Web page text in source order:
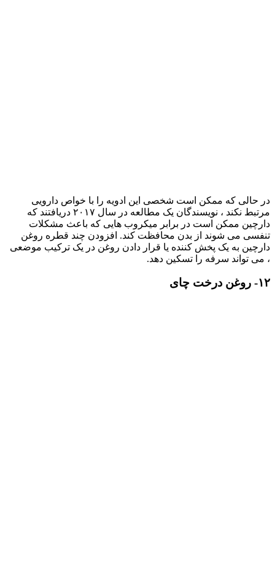
در حالی که ممکن است شخصی این ادویه را با خواص دارویی
مرتبط نکند ، نویسندگان یک مطالعه در سال ۲۰۱۷ دریافتند که
دارچین ممکن است در برابر میکروب هایی که باعث مشکلات
تنفسی می شوند از بدن محافظت کند. افزودن چند قطره روغن
دارچین به یک پخش کننده یا قرار دادن روغن در یک ترکیب موضعی
، می تواند سرفه را تسکین دهد.
۱۲- روغن درخت چای